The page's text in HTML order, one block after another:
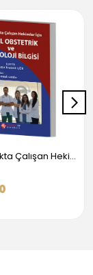
1.Basamakta Çalışan Hekimler İçin Temel Obstetrik Ve Jinekoloji Bilgisi